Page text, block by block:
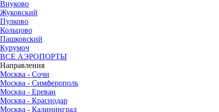
Внуково
Жуковский
Пулково
Кольцово
Пашковский
Курумоч
ВСЕ АЭРОПОРТЫ
Направления
Москва - Сочи
Москва - Симферополь
Москва - Ереван
Москва - Краснодар
Москва - Калининград